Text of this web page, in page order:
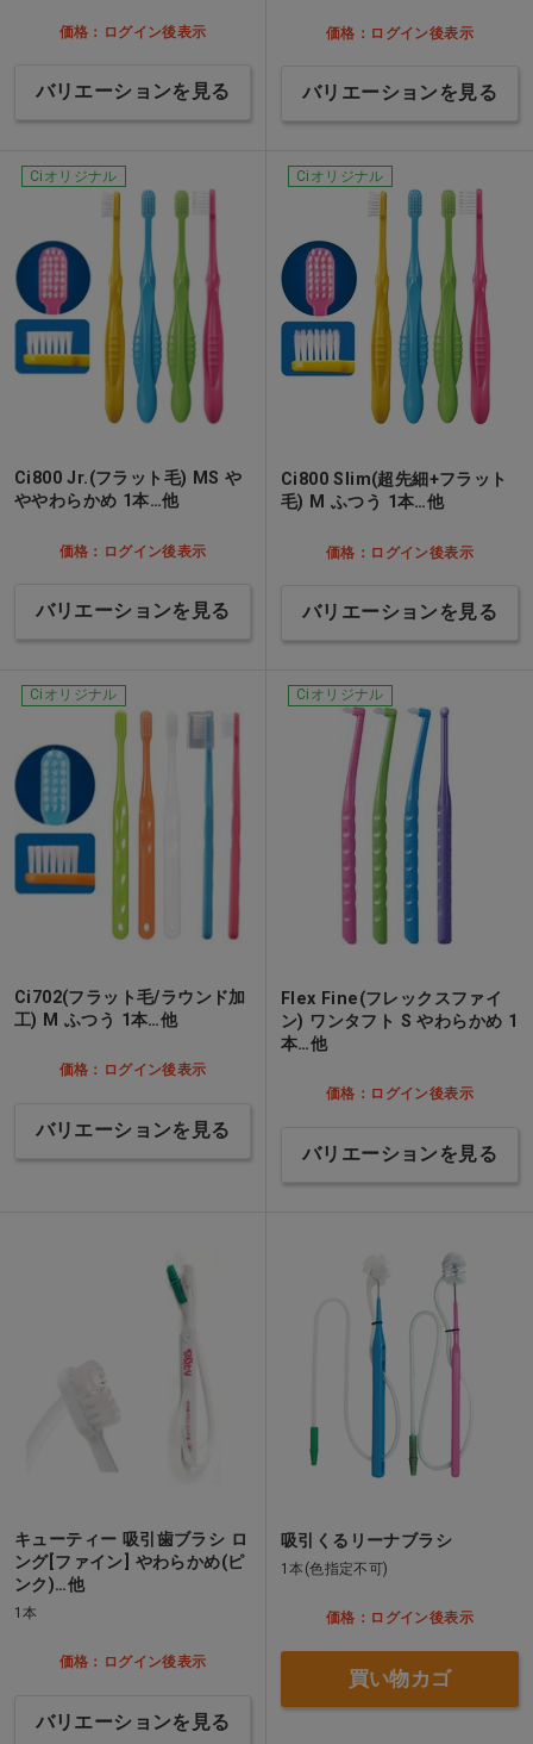
価格：ログイン後表示
バリエーションを見る
価格：ログイン後表示
バリエーションを見る
Ciオリジナル
Ci800 Jr.(フラット毛) MS や
ややわらかめ 1本…他
価格：ログイン後表示
バリエーションを見る
Ciオリジナル
Ci800 Slim(超先細+フラット
毛) M ふつう 1本…他
価格：ログイン後表示
バリエーションを見る
Ciオリジナル
Ci702(フラット毛/ラウンド加
工) M ふつう 1本…他
価格：ログイン後表示
バリエーションを見る
Ciオリジナル
Flex Fine(フレックスファイ
ン) ワンタフト S やわらかめ 1
本…他
価格：ログイン後表示
バリエーションを見る
キューティー 吸引歯ブラシ ロ
ング[ファイン] やわらかめ(ピ
ンク)…他
1本
価格：ログイン後表示
バリエーションを見る
吸引くるリーナブラシ
1本(色指定不可)
価格：ログイン後表示
買い物カゴ